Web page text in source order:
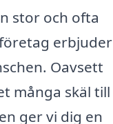
stor och ofta
erbjuder
Oavsett
många skäl till
ger vi dig en